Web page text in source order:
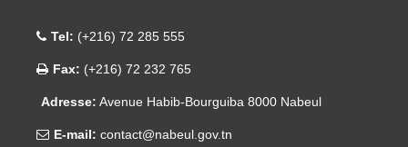
Tel: (+216) 72 285 555
Fax: (+216) 72 232 765
Adresse: Avenue Habib-Bourguiba 8000 Nabeul
E-mail: contact@nabeul.gov.tn